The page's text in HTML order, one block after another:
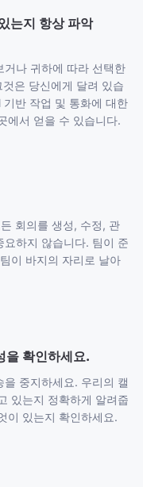
는지 항상 파악
거나 귀하에 따라 선택한
은 당신에게 달려 있습
반 작업 및 통화에 대한
에서 얻을 수 있습니다.
회의를 생성, 수정, 관
하지 않습니다. 팀이 준
이 바지의 자리로 날아
을 확인하세요.
중지하세요. 우리의 캘
있는지 정확하게 알려줍
이 있는지 확인하세요.